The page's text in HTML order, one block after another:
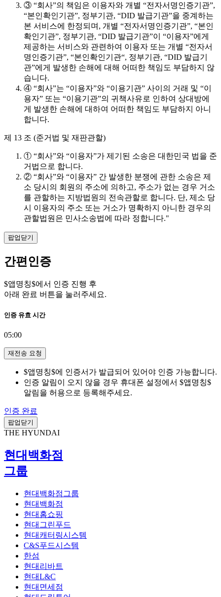
③ “회사”의 책임은 이용자와 개별 “전자서명인증기관”,
“본인확인기관”, 정부기관, “DID 발급기관”을 중계하는
본 서비스에 한정되며, 개별 “전자서명인증기관”, “본인
확인기관”, 정부기관, “DID 발급기관”이 “이용자”에게
제공하는 서비스와 관련하여 이용자 또는 개별 “전자서
명인증기관”, “본인확인기관“, 정부기관, “DID 발급기
관”에게 발생한 손해에 대해 어떠한 책임도 부담하지 않
습니다.
④ “회사”는 “이용자”와 “이용기관” 사이의 거래 및 “이
용자” 또는 “이용기관”의 귀책사유로 인하여 상대방에
게 발생한 손해에 대하여 어떠한 책임도 부담하지 아니
합니다.
제 13 조 (준거법 및 재판관할)
① “회사”와 “이용자”가 제기된 소송은 대한민국 법을 준
거법으로 합니다.
② “회사”와 “이용자” 간 발생한 분쟁에 관한 소송은 제
소 당시의 회원의 주소에 의하고, 주소가 없는 경우 거소
를 관할하는 지방법원의 전속관할로 합니다. 단, 제소 당
시 이용자의 주소 또는 거소가 명확하지 아니한 경우의
관할법원은 민사소송법에 따라 정합니다."
팝업닫기
간편인증
$앱명칭$에서 인증 진행 후
아래 완료 버튼을 눌러주세요.
인증 유효 시간
05:00
재전송 요청
$앱명칭$에 인증서가 발급되어 있어야 인증 가능합니다.
인증 알림이 오지 않을 경우 휴대폰 설정에서 $앱명칭$
알림을 허용으로 등록해주세요.
인증 완료
팝업닫기
THE HYUNDAI
현대백화점
그룹
현대백화점그룹
현대백화점
현대홈쇼핑
현대그린푸드
현대캐터링시스템
C&S푸드시스템
한섬
현대리바트
현대L&C
현대면세점